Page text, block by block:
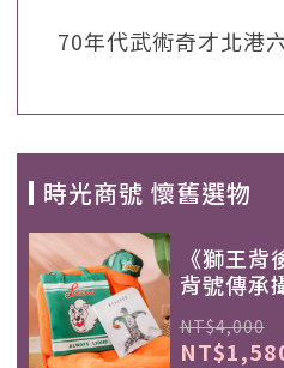
70年代武術奇才北港
時光商號 懷舊選物
《獅王
背號傳承
NT$4,000